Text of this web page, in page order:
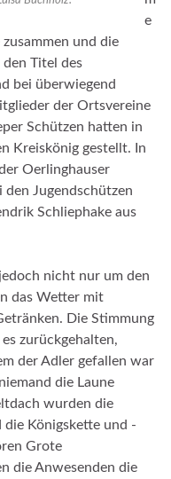
e
und die
den Titel des
bei überwiegend
der Ortsvereine
Schützen hatten in
Kreiskönig gestellt. In
Oerlinghauser
den Jugendschützen
Schliephake aus
nicht nur um den
das Wetter mit
Die Stimmung
zurückgehalten,
der Adler gefallen war
die Laune
wurden die
Königskette und -
Grote
die Anwesenden die